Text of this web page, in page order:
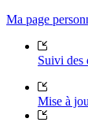
Ma page
Suivi des
Mise à